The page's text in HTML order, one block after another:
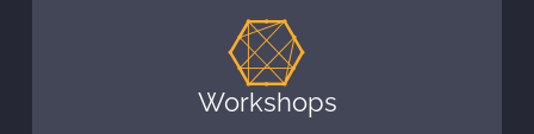
Workshops